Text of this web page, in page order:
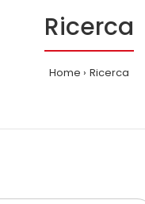
Ricerca
Home Ricerca